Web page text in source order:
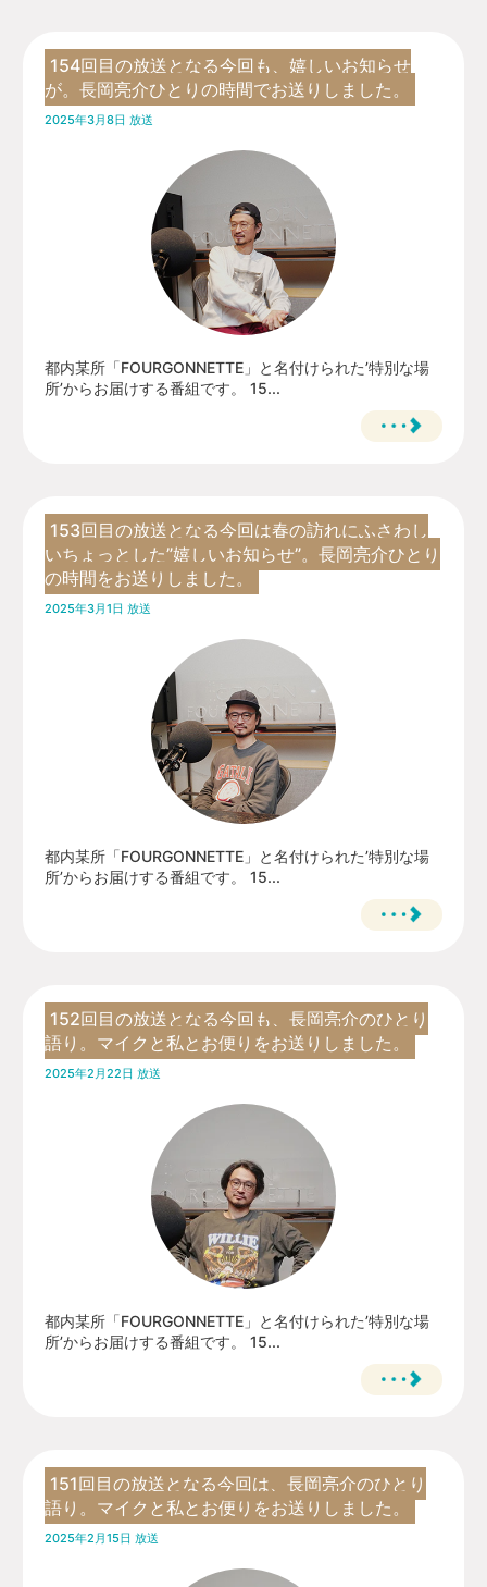
154回目の放送となる今回も、嬉しいお知らせ
が。長岡亮介ひとりの時間でお送りしました。
2025年3月8日 放送
都内某所「FOURGONNETTE」と名付けられた’特別な場
所’からお届けする番組です。 15...
153回目の放送となる今回は春の訪れにふさわし
いちょっとした”嬉しいお知らせ”。長岡亮介ひとり
の時間をお送りしました。
2025年3月1日 放送
都内某所「FOURGONNETTE」と名付けられた’特別な場
所’からお届けする番組です。 15...
152回目の放送となる今回も、長岡亮介のひとり
語り。マイクと私とお便りをお送りしました。
2025年2月22日 放送
都内某所「FOURGONNETTE」と名付けられた’特別な場
所’からお届けする番組です。 15...
151回目の放送となる今回は、長岡亮介のひとり
語り。マイクと私とお便りをお送りしました。
2025年2月15日 放送